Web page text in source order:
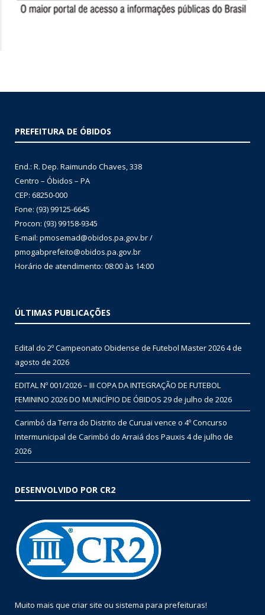
PREFEITURA DE ÓBIDOS
End.: R. Dep. Raimundo Chaves, 338
Centro – Óbidos – PA
CEP: 68250-000
Fone: (93) 99125-6645
Procon: (93) 99158-9345
E-mail: pmosemad@obidos.pa.gov.br /
pmogabprefeito@obidos.pa.gov.br
Horário de atendimento: 08:00 às 14:00
ÚLTIMAS PUBLICAÇÕES
Edital do 2º Campeonato Obidense de Futebol Master 20264 de
agosto de 2026
EDITAL Nº 001/2026 – III COPA DA INTEGRAÇÃO DE FUTEBOL
FEMININO 2026 DO MUNICÍPIO DE ÓBIDOS 29 de julho de 2026
Carimbó da Terra do Distrito de Curuai vence o 4º Concurso
Intermunicipal de Carimbó do Arraiá dos Pauxis 4 de julho de
2026
DESENVOLVIDO POR CR2
Muito mais que criar site ou sistema para prefeituras!